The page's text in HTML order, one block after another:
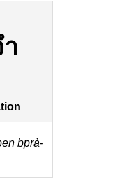
bprà-